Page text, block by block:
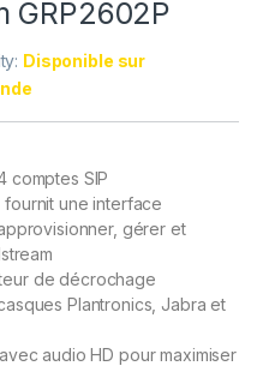
GRP2602P
Disponible sur
comptes SIP
fournit une interface
gérer et
de décrochage
Plantronics, Jabra et
audio HD pour maximiser